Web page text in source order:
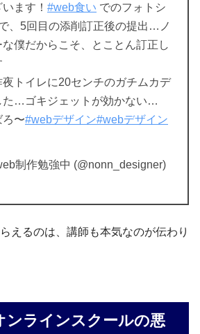
ます！ #web食い でのフォトシ
、5回目の添削訂正後の提出…ノ
な僕だからこそ、とことん訂正し
夜トイレに20センチのガチムカデ
た…ゴキジェットが効かない…
ろ〜#webデザイン#webデザイン
制作勉強中 (@nonn_designer)
えるのは、講師も本気なのが伝わり
ンラインスクールの悪